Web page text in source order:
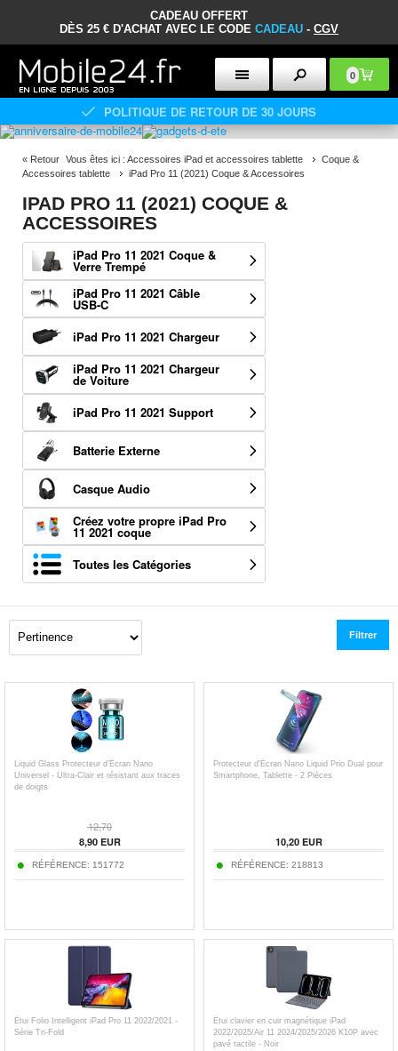
CADEAU OFFERT
DÈS 25 € D'ACHAT AVEC LE CODE CADEAU - CGV
0
POLITIQUE DE RETOUR DE 30 JOURS
« Retour Vous êtes ici : Accessoires iPad et accessoires tablette
Coque &
Accessoires tablette
iPad Pro 11 (2021) Coque & Accessoires
IPAD PRO 11 (2021) COQUE &
ACCESSOIRES
iPad Pro 11 2021 Coque &
Verre Trempé
iPad Pro 11 2021 Câble
USB-C
iPad Pro 11 2021 Chargeur
iPad Pro 11 2021 Chargeur
de Voiture
iPad Pro 11 2021 Support
Batterie Externe
Casque Audio
Créez votre propre iPad Pro
11 2021 coque
Toutes les Catégories
Filtrer
Liquid Glass Protecteur d’Écran Nano
Universel - Ultra-Clair et résistant aux traces
de doigts
12,70
8,90EUR
RÉFÉRENCE: 151772
Protecteur d'Écran Nano Liquid Prio Dual pour
Smartphone, Tablette - 2 Pièces
10,20EUR
RÉFÉRENCE: 218813
Étui Folio Intelligent iPad Pro 11 2022/2021 -
Série Tri-Fold
Étui clavier en cuir magnétique iPad
2022/2025/Air 11 2024/2025/2026 K10P avec
pavé tactile - Noir